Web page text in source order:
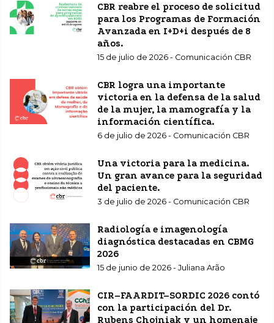
CBR reabre el proceso de solicitud
para los Programas de Formación
Avanzada en I+D+i después de 8
años.
15 de julio de 2026 - Comunicación CBR
CBR logra una importante
victoria en la defensa de la salud
de la mujer, la mamografía y la
información científica.
6 de julio de 2026 - Comunicación CBR
Una victoria para la medicina.
Un gran avance para la seguridad
del paciente.
3 de julio de 2026 - Comunicación CBR
Radiología e imagenología
diagnóstica destacadas en CBMG
2026
15 de junio de 2026 - Juliana Arão
CIR–FAARDIT–SORDIC 2026 contó
con la participación del Dr.
Rubens Chojniak y un homenaje